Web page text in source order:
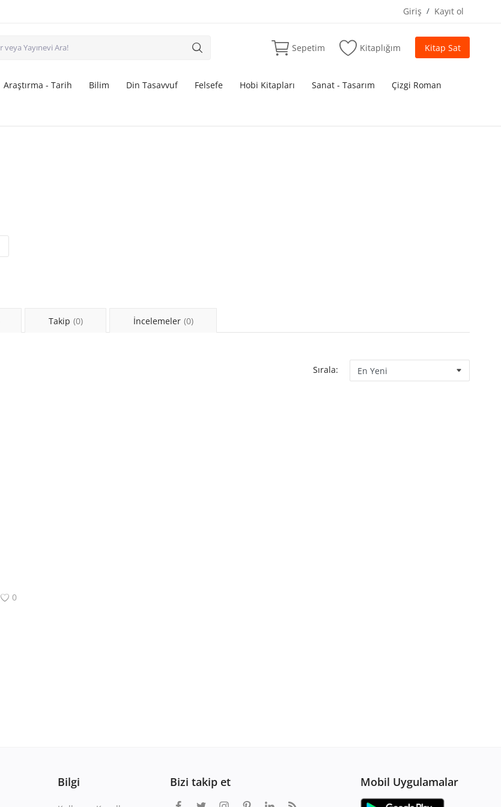
Giriş / Kayıt ol
Sepetim Kitaplığım Kitap Sat
Araştırma - Tarih Bilim Din Tasavvuf Felsefe Hobi Kitapları Sanat - Tasarım Çizgi Roman
Takip (0) İncelemeler (0)
Sırala:
0
Bilgi Bizi takip et Mobil Uygulamalar